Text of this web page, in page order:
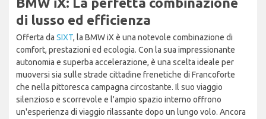
di lusso ed efficienza
Offerta da SIXT, la BMW iX è una notevole combinazione di
comfort, prestazioni ed ecologia. Con la sua impressionante
autonomia e superba accelerazione, è una scelta ideale per
muoversi sia sulle strade cittadine frenetiche di Francoforte
che nella pittoresca campagna circostante. Il suo viaggio
silenzioso e scorrevole e l'ampio spazio interno offrono
un'esperienza di viaggio rilassante dopo un lungo volo. Ancora